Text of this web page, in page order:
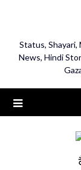
Status, Shayari,
News, Hindi